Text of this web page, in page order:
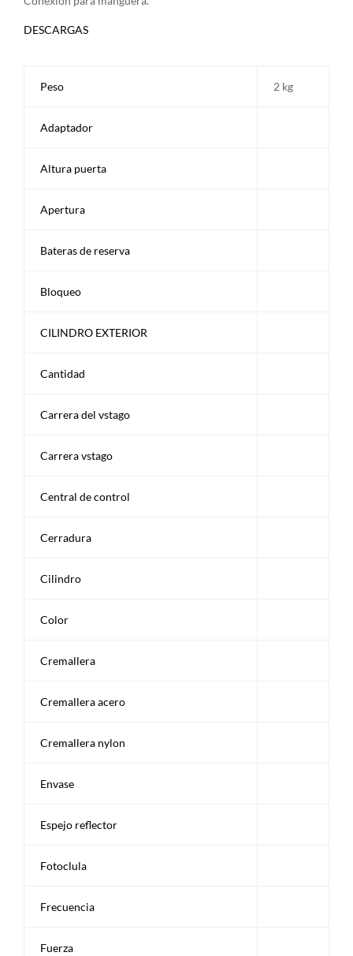
DESCARGAS
Peso 2 kg
Adaptador
Altura puerta
Apertura
Bateras de reserva
Bloqueo
CILINDRO EXTERIOR
Cantidad
Carrera del vstago
Carrera vstago
Central de control
Cerradura
Cilindro
Color
Cremallera
Cremallera acero
Cremallera nylon
Envase
Espejo reflector
Fotoclula
Frecuencia
Fuerza